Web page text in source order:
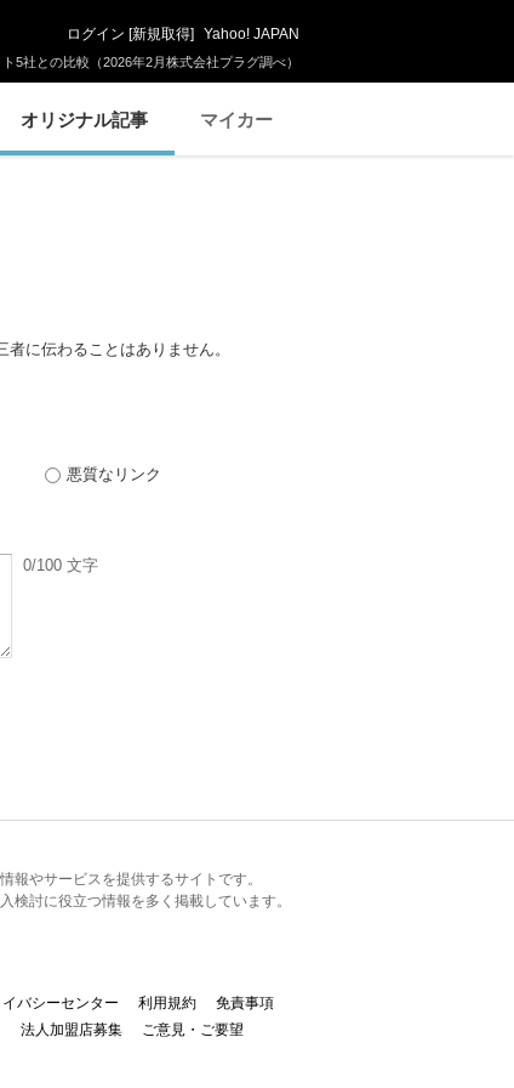
5社との比較（2026年2月株式会社プラグ調べ）
ログイン [新規取得] Yahoo! JAPAN
オリジナル記事 マイカー
に伝わることはありません。
悪質なリンク
0/100 文字
やサービスを提供するサイトです。
討に役立つ情報を多く掲載しています。
イバシーセンター 利用規約
免責事項
法人加盟店募集
ご意見・ご要望